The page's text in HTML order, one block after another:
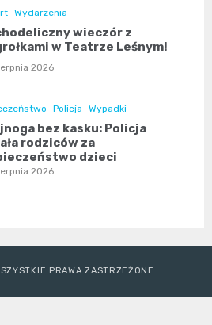
Wydarzenia
wieczór z
w Teatrze Leśnym!
2026
Policja Wypadki
bez kasku: Policja
rodziców za
dzieci
2026
PRAWA ZASTRZEŻONE